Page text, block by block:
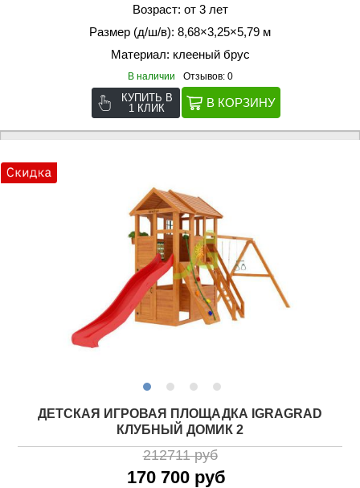
Возраст: от 3 лет
Размер (д/ш/в): 8,68×3,25×5,79 м
Материал: клееный брус
В наличии Отзывов: 0
КУПИТЬ В
1 КЛИК
ДЕТСКАЯ ИГРОВАЯ ПЛОЩАДКА IGRAGRAD
КЛУБНЫЙ ДОМИК 2
212711 руб
170 700 руб